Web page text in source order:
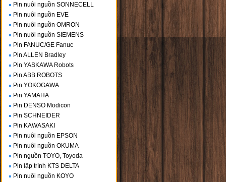
Pin nuôi nguồn SONNECELL
Pin nuôi nguồn EVE
Pin nuôi nguồn OMRON
Pin nuôi nguồn SIEMENS
Pin FANUC/GE Fanuc
Pin ALLEN Bradley
Pin YASKAWA Robots
Pin ABB ROBOTS
Pin YOKOGAWA
Pin YAMAHA
Pin DENSO Modicon
Pin SCHNEIDER
Pin KAWASAKI
Pin nuôi nguồn EPSON
Pin nuôi nguồn OKUMA
Pin nguồn TOYO, Toyoda
Pin lập trình KTS DELTA
Pin nuôi nguồn KOYO